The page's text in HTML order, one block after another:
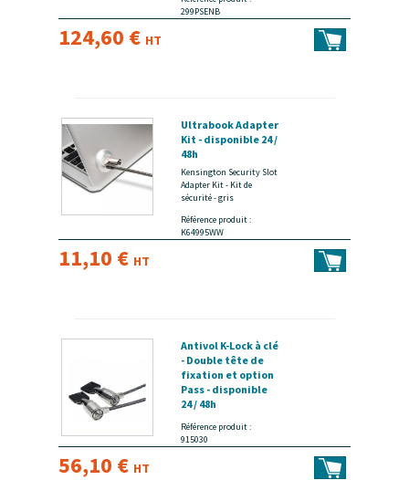
299PSENB
124,60 € HT
Ultrabook Adapter
Kit - disponible 24 /
48h
Kensington Security Slot
Adapter Kit - Kit de
sécurité - gris
Référence produit :
K64995WW
11,10 € HT
Antivol K-Lock à clé
- Double tête de
fixation et option
Pass - disponible
24 / 48h
Référence produit :
915030
56,10 € HT